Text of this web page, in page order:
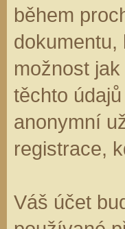
během
dokumentu,
možnost
těchto
anonymní
registrace,
Váš účet